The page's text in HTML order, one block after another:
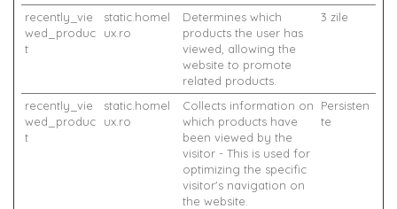
recently_vie
wed_produc
t
static.homel
ux.ro
Determines which
products the user has
viewed, allowing the
website to promote
related products.
3 zile
recently_vie
wed_produc
t
static.homel
ux.ro
Collects information on
which products have
been viewed by the
visitor - This is used for
optimizing the specific
visitor's navigation on
the website.
Persisten
te